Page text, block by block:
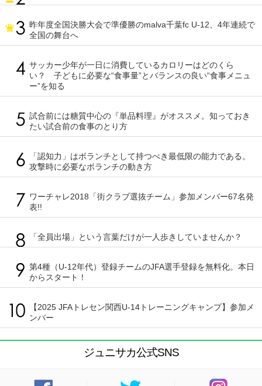
昨年度全国決勝大会で準優勝のmalva千葉fc U-12、4年連続で
全国の舞台へ
サッカー少年が一日に消費しているカロリーはどのくら
い？ 子どもに必要な“食事量”とバランスの良い“食事メニュ
ー”を知る
試合前には糖質中心の『単品料理』がオススメ。知っておき
たい試合前の食事のとり方
「認知力」はボランチとして持つべき最低限の能力である。
攻撃時に必要なボランチの動き方
ワーチャレ2018「街クラブ選抜チーム」参加メンバー67名発
表!!
「全員出場」という言葉だけが一人歩きしていませんか？
第4種（U-12年代）登録チームのJFA選手登録を無料化。本日
からスタート！
【2025 JFAトレセン関西U-14トレーニングキャンプ】参加メ
ンバー
ジュニサカ公式SNS